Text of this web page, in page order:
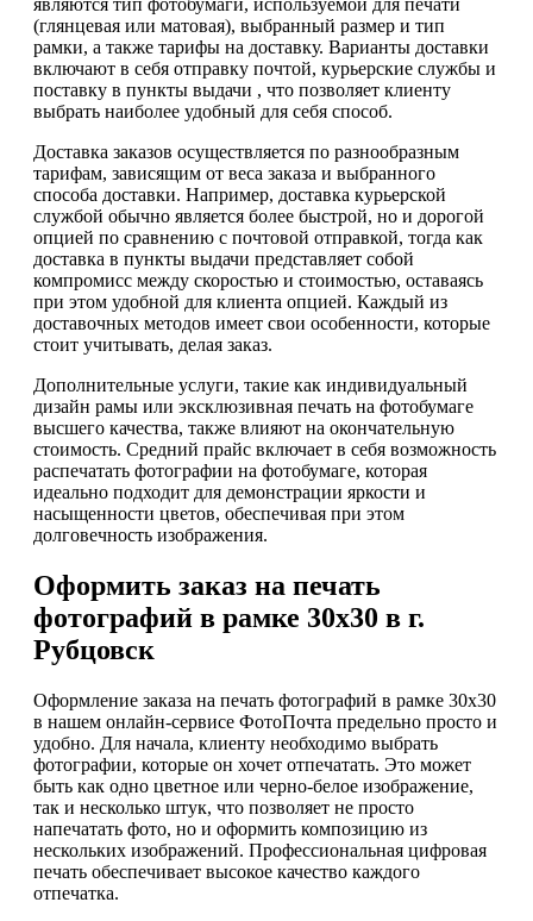
являются тип фотобумаги, используемой для печати
(глянцевая или матовая), выбранный размер и тип
рамки, а также тарифы на доставку. Варианты доставки
включают в себя отправку почтой, курьерские службы и
поставку в пункты выдачи , что позволяет клиенту
выбрать наиболее удобный для себя способ.
Доставка заказов осуществляется по разнообразным
тарифам, зависящим от веса заказа и выбранного
способа доставки. Например, доставка курьерской
службой обычно является более быстрой, но и дорогой
опцией по сравнению с почтовой отправкой, тогда как
доставка в пункты выдачи представляет собой
компромисс между скоростью и стоимостью, оставаясь
при этом удобной для клиента опцией. Каждый из
доставочных методов имеет свои особенности, которые
стоит учитывать, делая заказ.
Дополнительные услуги, такие как индивидуальный
дизайн рамы или эксклюзивная печать на фотобумаге
высшего качества, также влияют на окончательную
стоимость. Средний прайс включает в себя возможность
распечатать фотографии на фотобумаге, которая
идеально подходит для демонстрации яркости и
насыщенности цветов, обеспечивая при этом
долговечность изображения.
Оформить заказ на печать
фотографий в рамке 30х30 в г.
Рубцовск
Оформление заказа на печать фотографий в рамке 30х30
в нашем онлайн-сервисе ФотоПочта предельно просто и
удобно. Для начала, клиенту необходимо выбрать
фотографии, которые он хочет отпечатать. Это может
быть как одно цветное или черно-белое изображение,
так и несколько штук, что позволяет не просто
напечатать фото, но и оформить композицию из
нескольких изображений. Профессиональная цифровая
печать обеспечивает высокое качество каждого
отпечатка.